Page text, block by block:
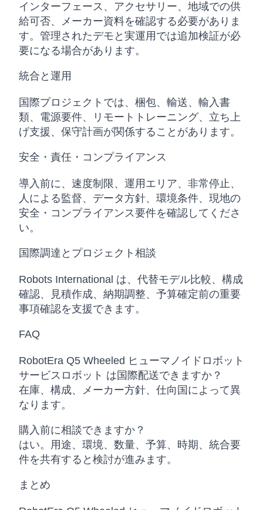
インターフェース、アクセサリー、地域での供
給可否、メーカー資料を確認する必要がありま
す。管理されたデモと実運用では追加検証が必
要になる場合があります。
統合と運用
国際プロジェクトでは、梱包、輸送、輸入書
類、電源要件、リモートトレーニング、立ち上
げ支援、保守計画が関係することがあります。
安全・責任・コンプライアンス
導入前に、速度制限、運用エリア、非常停止、
人による監督、データ方針、環境条件、現地の
安全・コンプライアンス要件を確認してくださ
い。
国際調達とプロジェクト相談
Robots International は、代替モデル比較、構成
確認、見積作成、納期調整、予算確定前の重要
事項確認を支援できます。
FAQ
RobotEra Q5 Wheeled ヒューマノイドロボット
サービスロボット は国際配送できますか？
在庫、構成、メーカー方針、仕向国によって異
なります。
購入前に相談できますか？
はい。用途、環境、数量、予算、時期、統合要
件を共有すると検討が進みます。
まとめ